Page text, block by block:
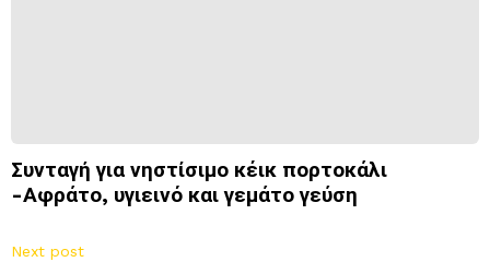
Συνταγή για νηστίσιμο κέικ πορτοκάλι
-Αφράτο, υγιεινό και γεμάτο γεύση
Next post